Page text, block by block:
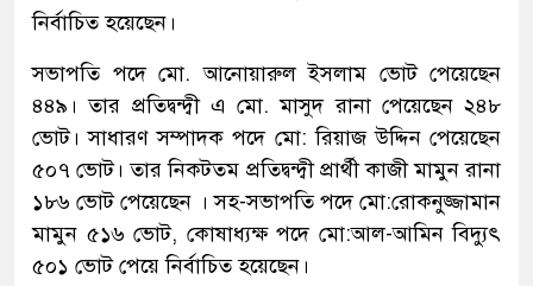
নির্বাচিত হয়েছেন।
সভাপতি পদে মো. আনোয়ারুল ইসলাম ভোট পেয়েছেন
৪৪৯। তার প্রতিদ্বন্দ্বী এ মো. মাসুদ রানা পেয়েছেন ২৪৮
ভোট। সাধারণ সম্পাদক পদে মো: রিয়াজ উদ্দিন পেয়েছেন
৫০৭ ভোট। তার নিকটতম প্রতিদ্বন্দ্বী প্রার্থী কাজী মামুন রানা
১৮৬ ভোট পেয়েছেন । সহ-সভাপতি পদে মো:রোকনুজ্জামান
মামুন ৫১৬ ভোট, কোষাধ্যক্ষ পদে মো:আল-আমিন বিদ্যুৎ
৫০১ ভোট পেয়ে নির্বাচিত হয়েছেন।